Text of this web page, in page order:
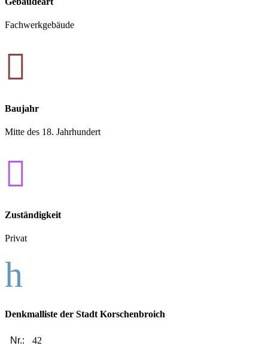
Fachwerkgebäude

Baujahr
Mitte des 18. Jahrhundert

Zuständigkeit
Privat
h
Denkmalliste der Stadt Korschenbroich
Nr.:
42